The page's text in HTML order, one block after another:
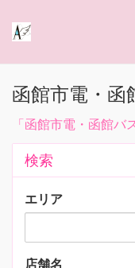
函館市電・函
「函館市電・函館
検索
エリア
店舗名